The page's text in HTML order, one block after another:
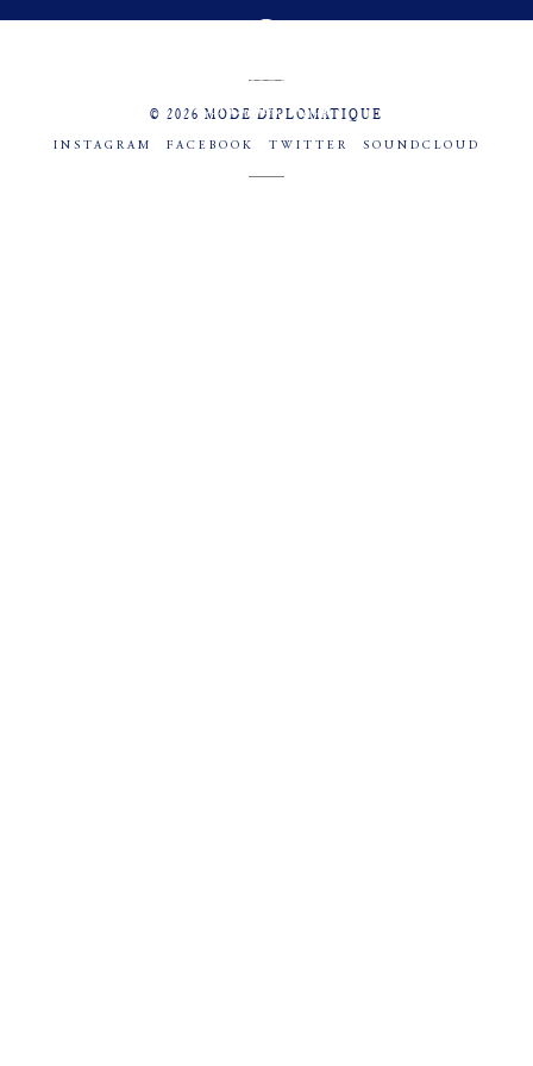
© 2026 MODE DIPLOMATIQUE
INSTAGRAM FACEBOOK TWITTER SOUNDCLOUD